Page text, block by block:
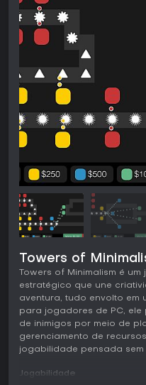
Towers of
Towers of Minimalism é
estratégico que une
aventura, tudo envolto em
para jogadores de PC,
de inimigos por meio de
gerenciamento de
jogabilidade pensada sem
Jogabilidade